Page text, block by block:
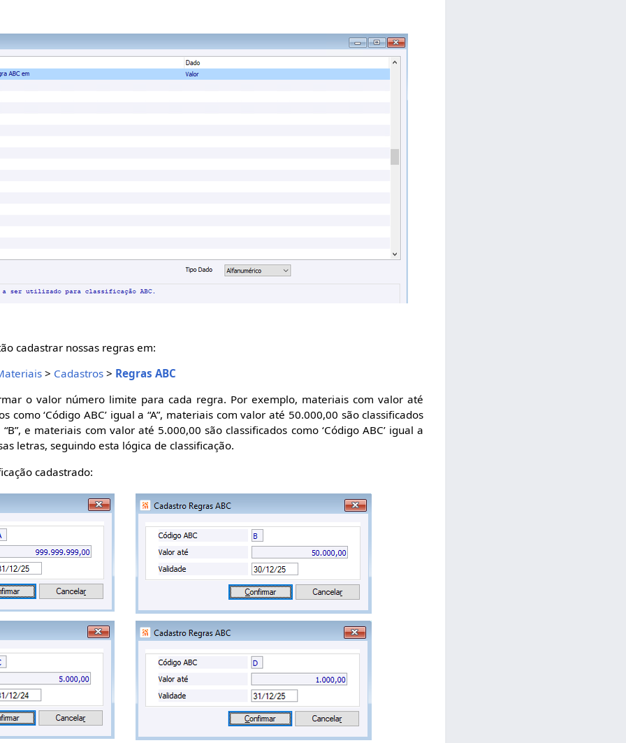
cadastrar nossas regras em:
> Cadastros > Regras ABC
o valor número limite para cada regra. Por exemplo, materiais com valor até
como ‘Código ABC’ igual a “A”, materiais com valor até 50.000,00 são classificados
“B”, e materiais com valor até 5.000,00 são classificados como ‘Código ABC’ igual a
letras, seguindo esta lógica de classificação.
cadastrado: